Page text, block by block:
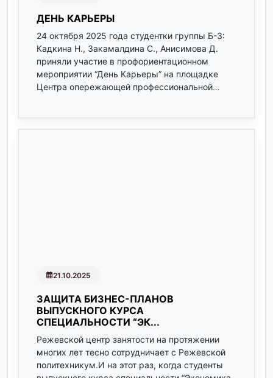
ДЕНЬ КАРЬЕРЫ
24 октября 2025 года студентки группы Б-3:
Кадкина Н., Закамалдина С., Анисимова Д.
приняли участие в профориентационном
мероприятии “День Карьеры” на площадке
Центра опережающей профессиональной…
21.10.2025
ЗАЩИТА БИЗНЕС-ПЛАНОВ
ВЫПУСКНОГО КУРСА
СПЕЦИАЛЬНОСТИ “ЭК...
Режевской центр занятости на протяжении
многих лет тесно сотрудничает с Режевской
политехникум.И на этот раз, когда студенты